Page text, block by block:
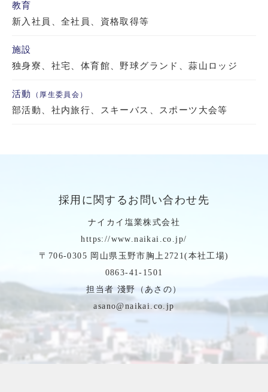
教育
新入社員、全社員、資格取得等
施設
独身寮、社宅、体育館、野球グランド、蒜山ロッジ
活動 （厚生委員会）
部活動、社内旅行、スキーバス、スポーツ大会等
採用に関するお問い合わせ先
ナイカイ塩業株式会社
https://www.naikai.co.jp/
〒706-0305 岡山県玉野市胸上2721(本社工場)
0863-41-1501
担当者 淺野（あさの）
asano@naikai.co.jp